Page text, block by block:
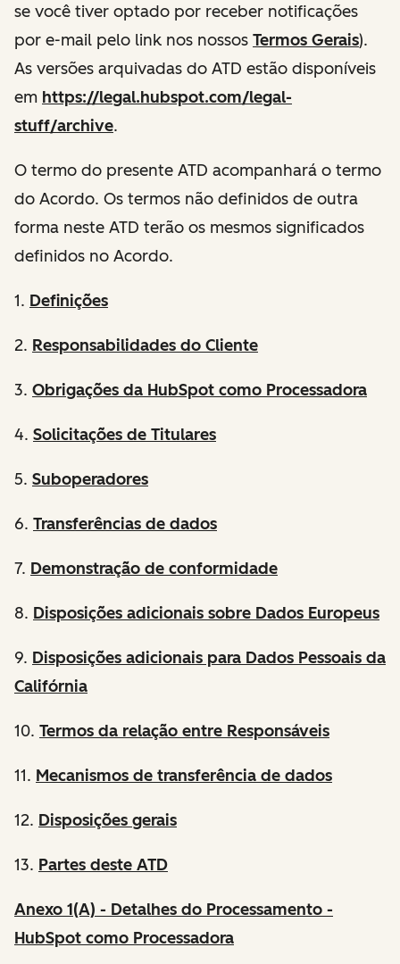
se você tiver optado por receber notificações
por e-mail pelo link nos nossos Termos Gerais).
As versões arquivadas do ATD estão disponíveis
em https://legal.hubspot.com/legal-
stuff/archive.
O termo do presente ATD acompanhará o termo
do Acordo. Os termos não definidos de outra
forma neste ATD terão os mesmos significados
definidos no Acordo.
1. Definições
2. Responsabilidades do Cliente
3. Obrigações da HubSpot como Processadora
4. Solicitações de Titulares
5. Suboperadores
6. Transferências de dados
7. Demonstração de conformidade
8. Disposições adicionais sobre Dados Europeus
9. Disposições adicionais para Dados Pessoais da
Califórnia
10. Termos da relação entre Responsáveis
11. Mecanismos de transferência de dados
12. Disposições gerais
13. Partes deste ATD
Anexo 1(A) - Detalhes do Processamento -
HubSpot como Processadora